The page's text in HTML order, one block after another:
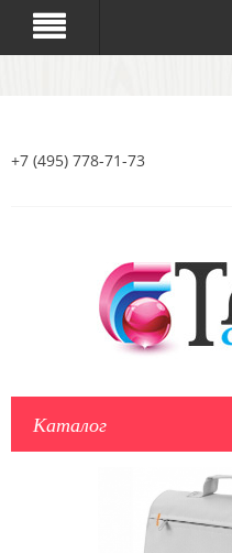
+7 (495) 778-71-73
Каталог